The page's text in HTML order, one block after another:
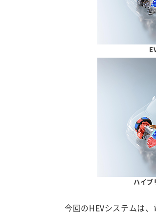
ハイブ
今回のHEVシステムは